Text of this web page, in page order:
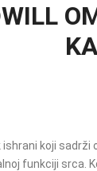
koji sadrži
funkciji srca.